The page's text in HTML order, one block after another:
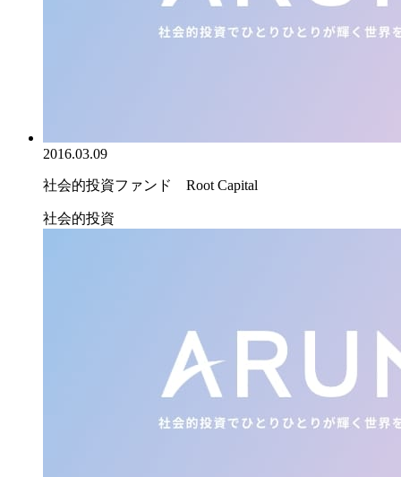
2016.03.09
社会的投資ファンド Root Capital
社会的投資